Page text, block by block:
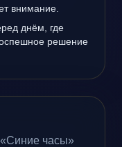
внимание.
днём, где
решение
«Синие часы»